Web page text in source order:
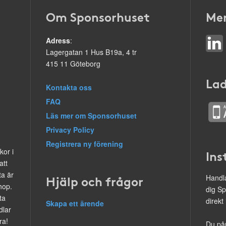
i
är
Om Sponsorhuset
Adress:
Lagergatan 1 Hus B19a, 4 tr
415 11 Göteborg
Kontakta oss
FAQ
Läs mer om Sponsorhuset
Privacy Policy
Registrera ny förening
Hjälp och frågor
Skapa ett ärende
dig
direkt